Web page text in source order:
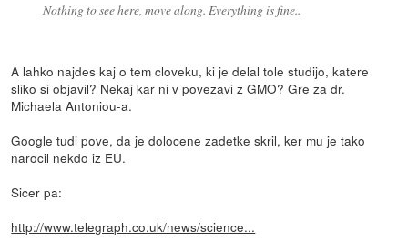
Nothing to see here, move along. Everything is fine..
A lahko najdes kaj o tem cloveku, ki je delal tole studijo, katere
sliko si objavil? Nekaj kar ni v povezavi z GMO? Gre za dr.
Michaela Antoniou-a.
Google tudi pove, da je dolocene zadetke skril, ker mu je tako
narocil nekdo iz EU.
Sicer pa:
http://www.telegraph.co.uk/news/science...